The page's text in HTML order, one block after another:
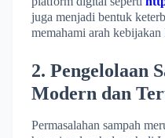
juga menjadi bentuk
memahami arah
2. Pengelolaan
Modern dan
Permasalahan sampah